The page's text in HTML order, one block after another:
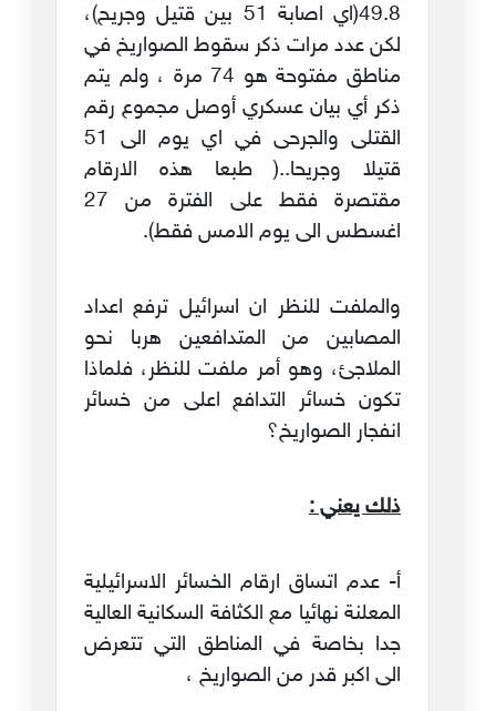
49.8(اي اصابة 51 بين قتيل وجريح)،
لكن عدد مرات ذكر سقوط الصواريخ في
مناطق مفتوحة هو 74 مرة ، ولم يتم
ذكر أي بيان عسكري أوصل مجموع رقم
القتلى والجرحى في اي يوم الى 51
قتيلا وجريحا..( طبعا هذه الارقام
مقتصرة فقط على الفترة من 27
اغسطس الى يوم الامس فقط).
والملفت للنظر ان اسرائيل ترفع اعداد
المصابين من المتدافعين هربا نحو
الملاجئ، وهو أمر ملفت للنظر، فلماذا
تكون خسائر التدافع اعلى من خسائر
انفجار الصواريخ؟
ذلك يعني :
أ‌- عدم اتساق ارقام الخسائر الاسرائيلية
المعلنة نهائيا مع الكثافة السكانية العالية
جدا بخاصة في المناطق التي تتعرض
الى اكبر قدر من الصواريخ ،